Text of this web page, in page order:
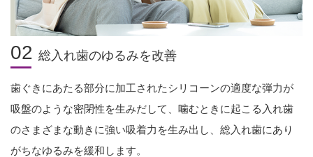
02 総入れ歯のゆるみを改善
歯ぐきにあたる部分に加工されたシリコーンの適度な弾力が
吸盤のような密閉性を生みだして、噛むときに起こる入れ歯
のさまざまな動きに強い吸着力を生み出し、総入れ歯にあり
がちなゆるみを緩和します。